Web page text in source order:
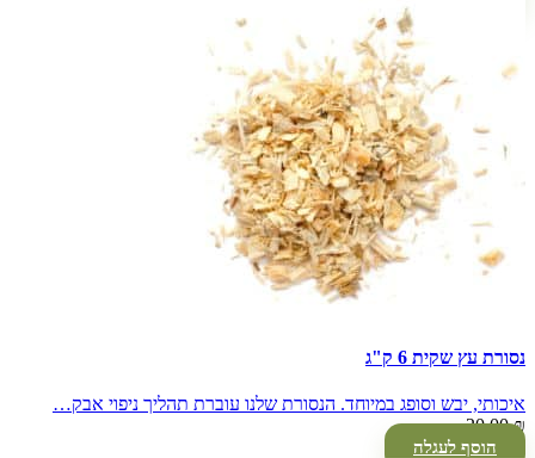
נסורת עץ שקית 6 ק"ג
איכותי, יבש וסופג במיוחד. הנסורת שלנו עוברת תהליך ניפוי אבק…
20.00₪
הוסף לעגלה